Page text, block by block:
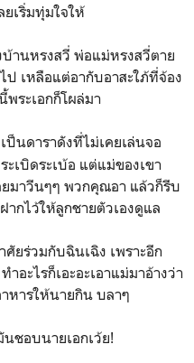
เริ่มทุ่มใจให้
หรงสวี่ พ่อแม่หรงสวี่ตาย
เหลือแต่อากับอาสะใภ้ที่จ้อง
ระเอกก็โผล่มา
เป็นดาราดังที่ไม่เคยเล่นจอ
เบิดระเบ้อ แต่แม่ของเขา
มาวีนๆๆ พวกคุณอา แล้วก็รีบ
กไว้ให้ลูกชายตัวเองดูแล
ร่วมกับฉินเฉิง เพราะอีก
ะไรก็เอะอะเอาแม่มาอ้างว่า
หารให้นายกิน บลาๆ
อบนายเอกเว้ย!